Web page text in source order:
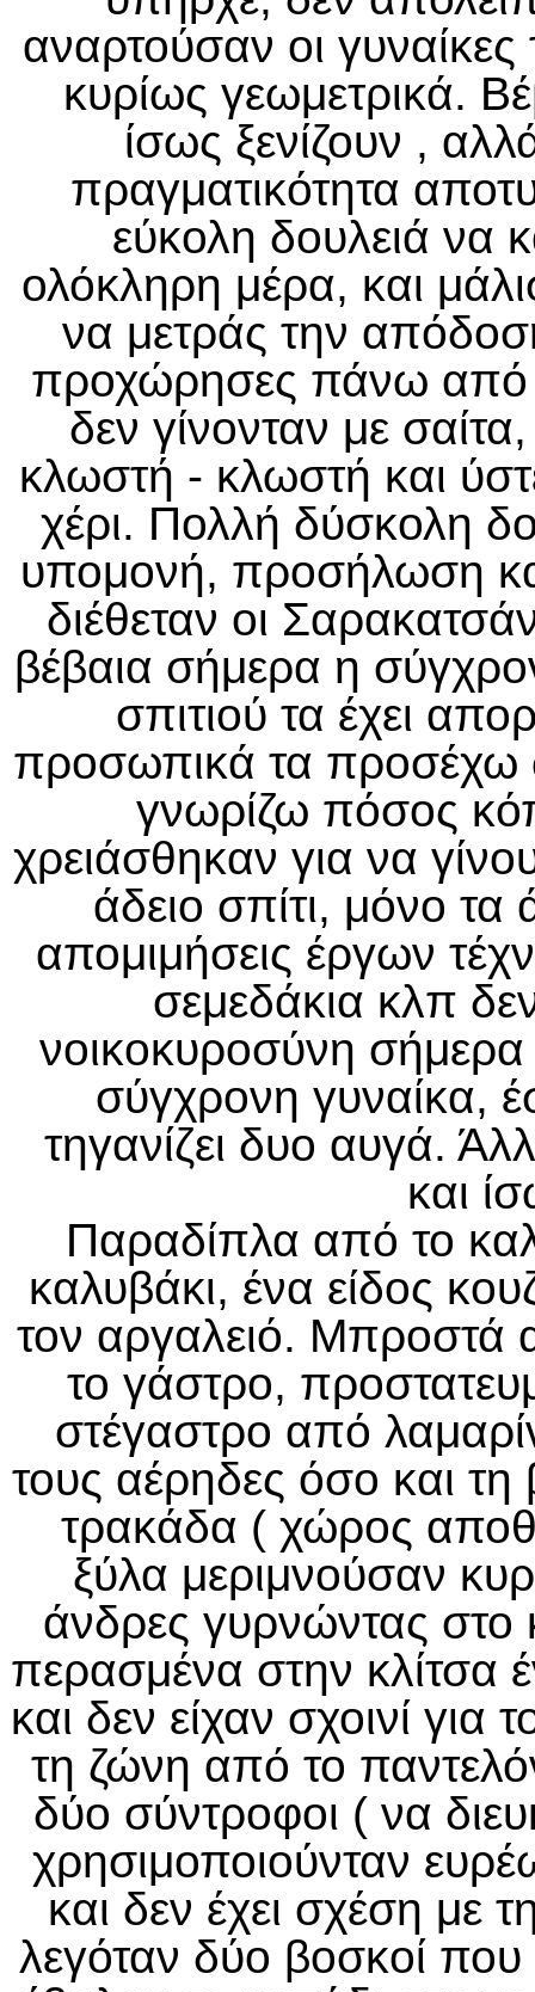
αναρτούσαν οι
κυρίως γεωμετρικά.
ίσως ξενίζουν ,
πραγματικότητα
εύκολη δουλειά να
ολόκληρη μέρα, και
να μετράς την
προχώρησες πάνω από
δεν γίνονταν με
κλωστή - κλωστή και
χέρι. Πολλή δύσκολη
υπομονή, προσήλωση
διέθεταν οι
βέβαια σήμερα η
σπιτιού τα έχει
προσωπικά τα προσέχω
γνωρίζω πόσος
χρειάσθηκαν για να
άδειο σπίτι, μόνο
απομιμήσεις έργων
σεμεδάκια κλπ
νοικοκυροσύνη σήμερα
σύγχρονη γυναίκα,
τηγανίζει δυο αυγά.
και
Παραδίπλα από το
καλυβάκι, ένα είδος
τον αργαλειό. Μπροστά
το γάστρο,
στέγαστρο από
τους αέρηδες όσο και
τρακάδα ( χώρος
ξύλα μεριμνούσαν
άνδρες γυρνώντας στο
περασμένα στην κλίτσα
και δεν είχαν σχοινί για
τη ζώνη από το
δύο σύντροφοι ( να
χρησιμοποιούνταν
και δεν έχει σχέση με
λεγόταν δύο βοσκοί